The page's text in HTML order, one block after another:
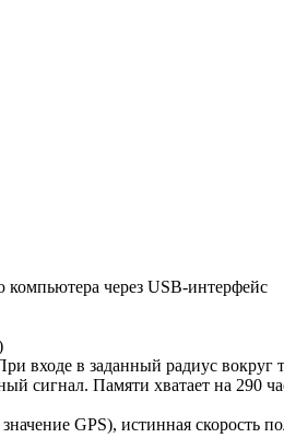
через USB-интерфейс
входе в заданный радиус вокруг
сигнал. Памяти хватает на 290
GPS), истинная скорость